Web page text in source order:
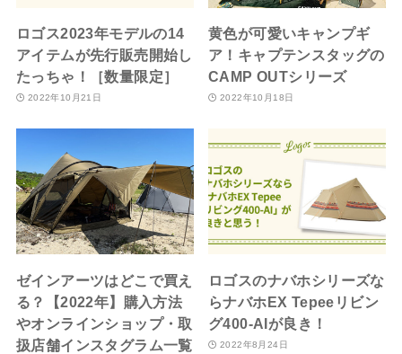
ロゴス2023年モデルの14
アイテムが先行販売開始し
たっちゃ！［数量限定］
2022年10月21日
黄色が可愛いキャンプギ
ア！キャプテンスタッグの
CAMP OUTシリーズ
2022年10月18日
ゼインアーツはどこで買え
る？【2022年】購入方法
やオンラインショップ・取
扱店舗インスタグラム一覧
ロゴスのナバホシリーズな
らナバホEX Tepeeリビン
グ400-AIが良き！
2022年8月24日